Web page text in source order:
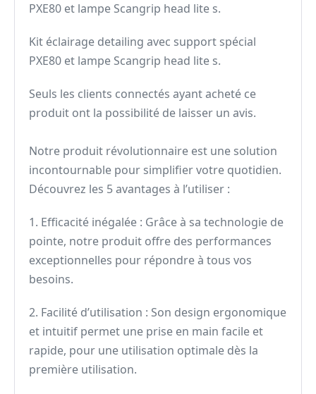
PXE80 et lampe Scangrip head lite s.
Kit éclairage detailing avec support spécial
PXE80 et lampe Scangrip head lite s.
Seuls les clients connectés ayant acheté ce
produit ont la possibilité de laisser un avis.
Notre produit révolutionnaire est une solution
incontournable pour simplifier votre quotidien.
Découvrez les 5 avantages à l’utiliser :
1. Efficacité inégalée : Grâce à sa technologie de
pointe, notre produit offre des performances
exceptionnelles pour répondre à tous vos
besoins.
2. Facilité d’utilisation : Son design ergonomique
et intuitif permet une prise en main facile et
rapide, pour une utilisation optimale dès la
première utilisation.